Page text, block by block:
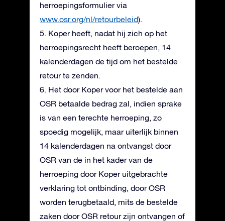
herroepingsformulier via
www.osr.org/nl/retourbeleid).
5. Koper heeft, nadat hij zich op het
herroepingsrecht heeft beroepen, 14
kalenderdagen de tijd om het bestelde
retour te zenden.
6. Het door Koper voor het bestelde aan
OSR betaalde bedrag zal, indien sprake
is van een terechte herroeping, zo
spoedig mogelijk, maar uiterlijk binnen
14 kalenderdagen na ontvangst door
OSR van de in het kader van de
herroeping door Koper uitgebrachte
verklaring tot ontbinding, door OSR
worden terugbetaald, mits de bestelde
zaken door OSR retour zijn ontvangen of